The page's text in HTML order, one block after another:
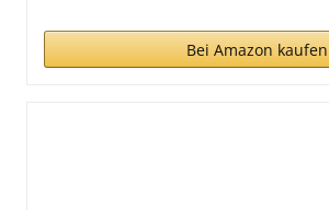
Bei Amazon kaufen